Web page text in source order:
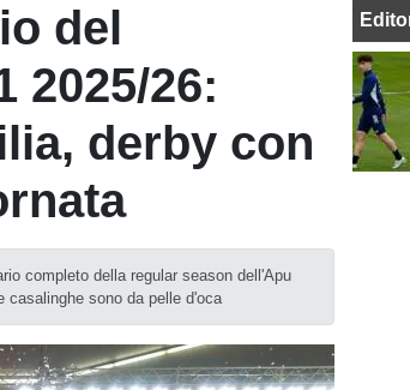
del
2025/26:
derby con
completo della regular season dell'Apu
casalinghe sono da pelle d'oca